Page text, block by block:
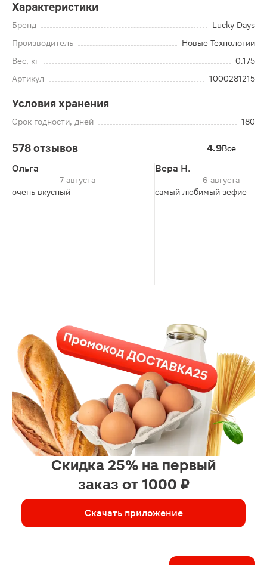
Характеристики
Бренд
Lucky Days
Производитель
Новые Технологии
Вес, кг
0.175
Артикул
1000281215
Условия хранения
Срок годности, дней 180
578 отзывов 4.9Все
Ольга
7 августа
очень вкусный
Вера Н.
6 августа
самый любимый зефие
Скидка 25% на первый
заказ от 1000 ₽
Скачать приложение